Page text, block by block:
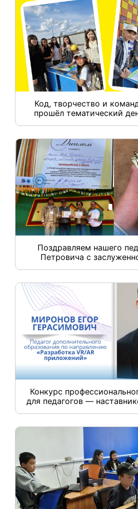
Код, творчество и
прошёл тематический
Поздравляем нашего
Петровича с
Конкурс
для педагогов —